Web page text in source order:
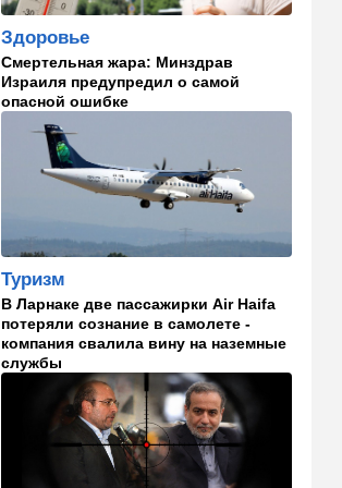
Средиземноморская диета
оказалась полезна не только
для сердца
01:03 Израиль
Погода в Израиле на
четверг, 6 августа: в
некоторых районах
температура понизится
23:57 Мнения
Война на износ
23:12 Новости Украины
Квартиры, ремонт и
Mercedes: экс-посла
Украины в США
подозревают в незаконном
обогащении
Ближний Восток
МИД Ирана: По Ормузскому
Здоровье
Смертельная жара: Минздрав
Израиля предупредил о самой
опасной ошибке
Туризм
В Ларнаке две пассажирки Air Haifa
потеряли сознание в самолете -
компания свалила вину на наземные
службы